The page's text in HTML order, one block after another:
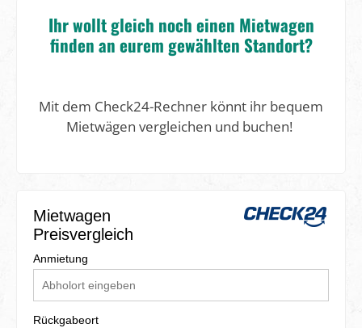
Ihr wollt gleich noch einen Mietwagen
finden an eurem gewählten Standort?
Mit dem Check24-Rechner könnt ihr bequem
Mietwägen vergleichen und buchen!
Mietwagen
Preisvergleich
Anmietung
Rückgabeort